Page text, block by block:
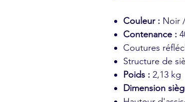
Couleur : Noir
Contenance :
Coutures
Structure de
Poids : 2,13 kg
Dimension